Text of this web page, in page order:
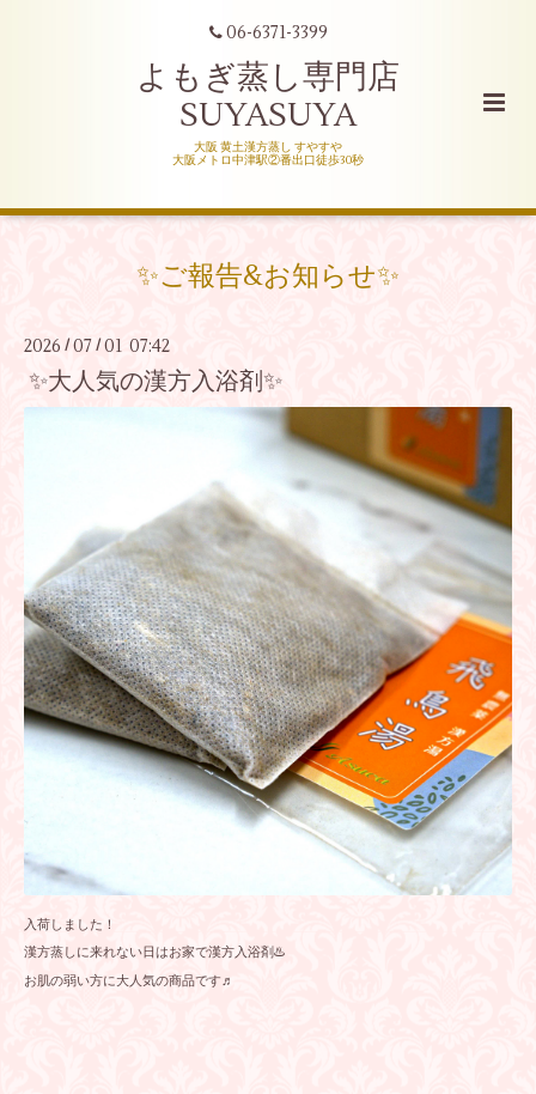
06-6371-3399
よもぎ蒸し専門店
SUYASUYA
大阪 黄土漢方蒸し すやすや
大阪メトロ中津駅②番出口徒歩30秒
✨ご報告&お知らせ✨
2026 / 07 /01 07:42
✨大人気の漢方入浴剤✨
入荷しました！
漢方蒸しに来れない日はお家で漢方入浴剤♨️
お肌の弱い方に大人気の商品です♬